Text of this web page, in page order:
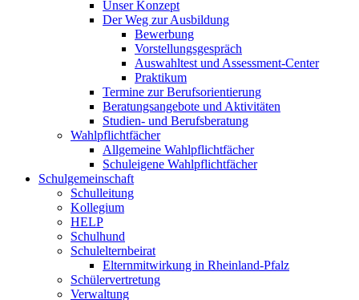
Unser Konzept
Der Weg zur Ausbildung
Bewerbung
Vorstellungsgespräch
Auswahltest und Assessment-Center
Praktikum
Termine zur Berufsorientierung
Beratungsangebote und Aktivitäten
Studien- und Berufsberatung
Wahlpflichtfächer
Allgemeine Wahlpflichtfächer
Schuleigene Wahlpflichtfächer
Schulgemeinschaft
Schulleitung
Kollegium
HELP
Schulhund
Schulelternbeirat
Elternmitwirkung in Rheinland-Pfalz
Schülervertretung
Verwaltung